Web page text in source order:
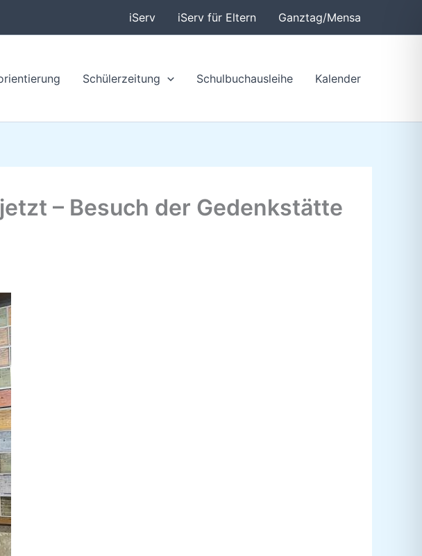
iServ iServ für Eltern Ganztag/Mensa
Schülerzeitung Schulbuchausleihe Kalender
– Besuch der Gedenkstätte